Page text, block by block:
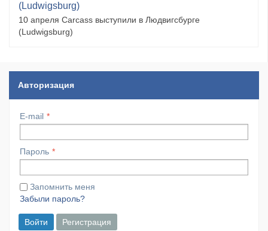
(Ludwigsburg)
10 апреля Carcass выступили в Людвигсбурге
(Ludwigsburg)
Авторизация
E-mail
Пароль
Запомнить меня
Забыли пароль?
Войти Регистрация